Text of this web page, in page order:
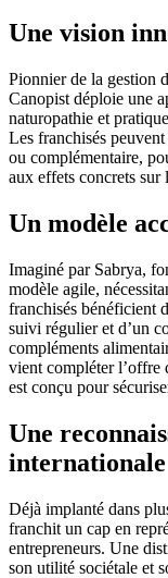
Une vision
Pionnier de la gestion
Canopist déploie une
naturopathie et
Les franchisés
ou complémentaire,
aux effets concrets sur
Un modèle
Imaginé par Sabrya,
modèle agile,
franchisés bénéficient
suivi régulier et d’un
compléments
vient compléter l’offre
est conçu pour
Une
internationale
Déjà implanté dans
franchit un cap en
entrepreneurs. Une
son utilité sociétale et